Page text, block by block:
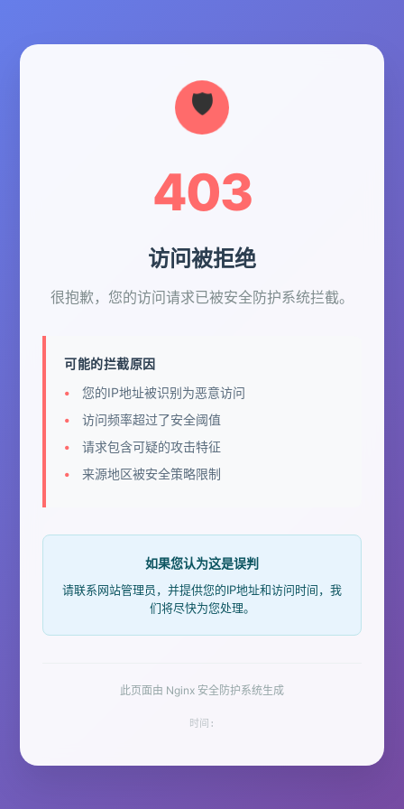
403
访问被拒绝
很抱歉，您的访问请求已被安全防护系统拦截。
可能的拦截原因
您的IP地址被识别为恶意访问
访问频率超过了安全阈值
请求包含可疑的攻击特征
来源地区被安全策略限制
如果您认为这是误判
请联系网站管理员，并提供您的IP地址和访问时间，我
们将尽快为您处理。
此页面由 Nginx 安全防护系统生成
时间: